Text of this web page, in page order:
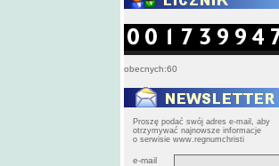
obecnych:60
Proszę podać swój adres e-mail, aby
otrzymywać najnowsze informacje
o serwisie www.regnumchristi
e-mail